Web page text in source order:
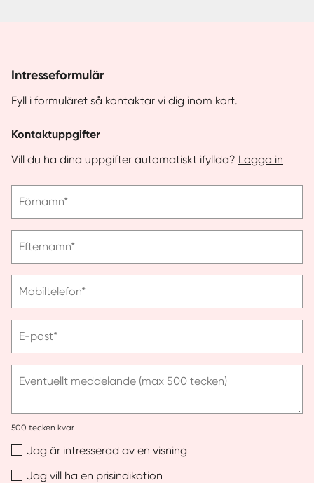
Intresseformulär
Fyll i formuläret så kontaktar vi dig inom kort.
Kontaktuppgifter
Vill du ha dina uppgifter automatiskt ifyllda? Logga in
ange
Förnamn*
ange
Efternamn*
ange
Mobiltelefon*
ange
post
E-post*
Eventuellt meddelande (max 500 tecken)
500 tecken kvar
Jag är intresserad av en visning
Jag vill ha en prisindikation